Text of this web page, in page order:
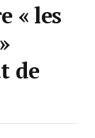
« les
de